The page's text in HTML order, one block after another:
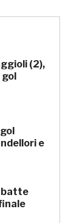
(2),
e
batte